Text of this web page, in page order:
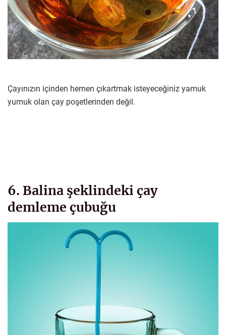
Çayınızın içinden hemen çıkartmak isteyeceğiniz yamuk
yumuk olan çay poşetlerinden değil.
6. Balina şeklindeki çay
demleme çubuğu